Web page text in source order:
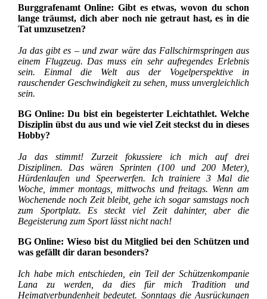
Burggrafenamt Online: Gibt es etwas, wovon du schon
lange träumst, dich aber noch nie getraut hast, es in die
Tat umzusetzen?
Ja das gibt es – und zwar wäre das Fallschirmspringen aus
einem Flugzeug. Das muss ein sehr aufregendes Erlebnis
sein. Einmal die Welt aus der Vogelperspektive in
rauschender Geschwindigkeit zu sehen, muss unvergleichlich
sein.
BG Online: Du bist ein begeisterter Leichtathlet. Welche
Disziplin übst du aus und wie viel Zeit steckst du in dieses
Hobby?
Ja das stimmt! Zurzeit fokussiere ich mich auf drei
Disziplinen. Das wären Sprinten (100 und 200 Meter),
Hürdenlaufen und Speerwerfen. Ich trainiere 3 Mal die
Woche, immer montags, mittwochs und freitags. Wenn am
Wochenende noch Zeit bleibt, gehe ich sogar samstags noch
zum Sportplatz. Es steckt viel Zeit dahinter, aber die
Begeisterung zum Sport lässt nicht nach!
BG Online: Wieso bist du Mitglied bei den Schützen und
was gefällt dir daran besonders?
Ich habe mich entschieden, ein Teil der Schützenkompanie
Lana zu werden, da dies für mich Tradition und
Heimatverbundenheit bedeutet. Sonntags die Ausrückungen